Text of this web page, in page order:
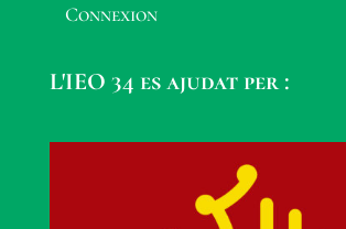
Connexion
L'IEO 34 es ajudat per :